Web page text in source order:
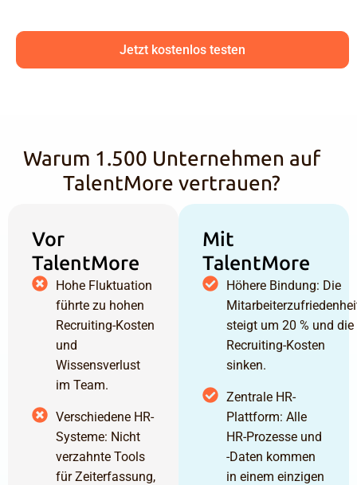
Jetzt kostenlos testen
Warum 1.500 Unternehmen auf
TalentMore vertrauen?
Vor
TalentMore
Hohe Fluktuation
führte zu hohen
Recruiting-Kosten
und
Wissensverlust
im Team.
Verschiedene HR-
Systeme: Nicht
verzahnte Tools
für Zeiterfassung,
Mit
TalentMore
Höhere Bindung: Die
steigt um 20 % und die
Recruiting-Kosten
sinken.
Zentrale HR-
Plattform: Alle
HR-Prozesse und
-Daten kommen
in einem einzigen